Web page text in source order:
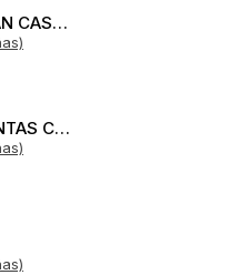
PARCELA CON GRAN CASA/ URB. LA HERMANDAD
CASA DE DOS PLANTAS CON HABITACIÓN EN PLANTA BAJA EN BELLAVISTA